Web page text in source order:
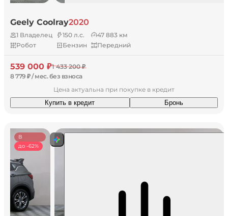
Geely Coolray2020
1 Владелец 150 л.с.
47 883 км
Робот
Бензин Передний
539 000 ₽1 433 200 ₽
8 779 ₽ / мес. без взноса
Цена актуальна при покупке в кредит
Купить в кредит
Бронь
В
наличии
до -62%